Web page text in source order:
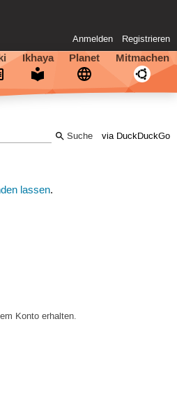
Anmelden Registrieren
Ikhaya Planet Mitmachen
via DuckDuckGo
lassen.
Konto erhalten.